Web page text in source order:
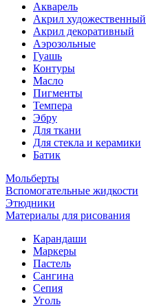
Акварель
Акрил художественный
Акрил декоративный
Аэрозольные
Гуашь
Контуры
Масло
Пигменты
Темпера
Эбру
Для ткани
Для стекла и керамики
Батик
Мольберты
Вспомогательные жидкости
Этюдники
Материалы для рисования
Карандаши
Маркеры
Пастель
Сангина
Сепия
Уголь